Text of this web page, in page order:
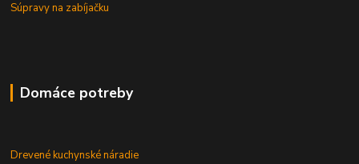
Súpravy na zabíjačku
Domáce potreby
Drevené kuchynské náradie